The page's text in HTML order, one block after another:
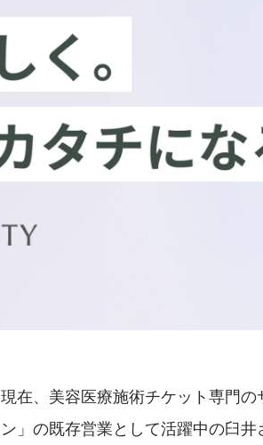
現在、美容医療施術チケット専門
ン」の既存営業として活躍中の臼